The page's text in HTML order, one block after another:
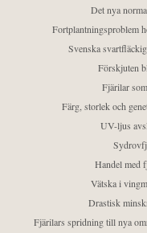
Det nya
Fortplantningsproblem
Svenska
Förskjuten
Fjärilar
Färg, storlek och
UV-ljus
Handel med
Vätska i
Drastisk
Fjärilars spridning till nya